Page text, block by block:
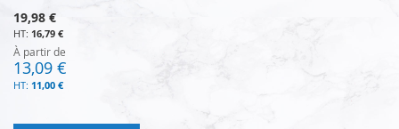
19,98 €
16,79 €
À partir de
13,09 €
11,00 €